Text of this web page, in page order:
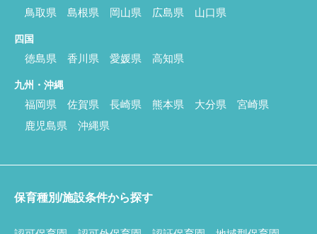
鳥取県 島根県 岡山県 広島県 山口県
四国
徳島県 香川県 愛媛県 高知県
九州・沖縄
福岡県 佐賀県 長崎県 熊本県 大分県
宮崎県
鹿児島県
沖縄県
保育種別/施設条件から探す